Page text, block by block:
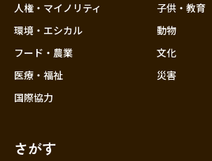
人権・マイノリティ
環境・エシカル
フード・農業
医療・福祉
国際協力
子供・教育
動物
文化
災害
さがす